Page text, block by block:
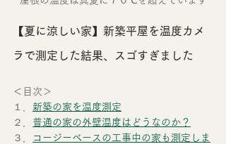
【夏に涼しい家】新築平屋を温度カメ
ラで測定した結果、スゴすぎました
＜目次＞
１． 新築の家を温度測定
２． 普通の家の外壁温度はどうなのか？
３．
コージーベースの工事中の家も測定しま